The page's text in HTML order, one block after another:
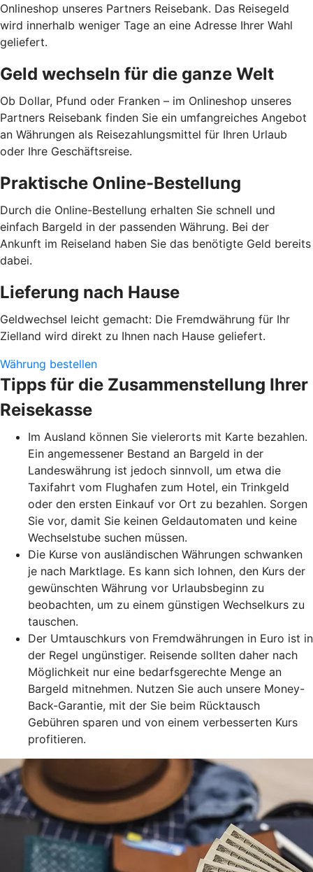
Onlineshop unseres Partners Reisebank. Das Reisegeld
wird innerhalb weniger Tage an eine Adresse Ihrer Wahl
geliefert.
Geld wechseln für die ganze Welt
Ob Dollar, Pfund oder Franken – im Onlineshop unseres
Partners Reisebank finden Sie ein umfangreiches Angebot
an Währungen als Reisezahlungsmittel für Ihren Urlaub
oder Ihre Geschäftsreise.
Praktische Online-Bestellung
Durch die Online-Bestellung erhalten Sie schnell und
einfach Bargeld in der passenden Währung. Bei der
Ankunft im Reiseland haben Sie das benötigte Geld bereits
dabei.
Lieferung nach Hause
Geldwechsel leicht gemacht: Die Fremdwährung für Ihr
Zielland wird direkt zu Ihnen nach Hause geliefert.
Währung bestellen
Tipps für die Zusammenstellung Ihrer
Reisekasse
Im Ausland können Sie vielerorts mit Karte bezahlen.
Ein angemessener Bestand an Bargeld in der
Landeswährung ist jedoch sinnvoll, um etwa die
Taxifahrt vom Flughafen zum Hotel, ein Trinkgeld
oder den ersten Einkauf vor Ort zu bezahlen. Sorgen
Sie vor, damit Sie keinen Geldautomaten und keine
Wechselstube suchen müssen.
Die Kurse von ausländischen Währungen schwanken
je nach Marktlage. Es kann sich lohnen, den Kurs der
gewünschten Währung vor Urlaubsbeginn zu
beobachten, um zu einem günstigen Wechselkurs zu
tauschen.
Der Umtauschkurs von Fremdwährungen in Euro ist in
der Regel ungünstiger. Reisende sollten daher nach
Möglichkeit nur eine bedarfsgerechte Menge an
Bargeld mitnehmen. Nutzen Sie auch unsere Money-
Back-Garantie, mit der Sie beim Rücktausch
Gebühren sparen und von einem verbesserten Kurs
profitieren.